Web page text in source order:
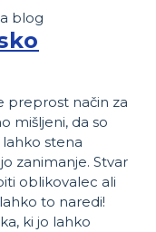
preprost način za
mišljeni, da so
stena
zanimanje. Stvar
oblikovalec ali
to naredi!
ki jo lahko